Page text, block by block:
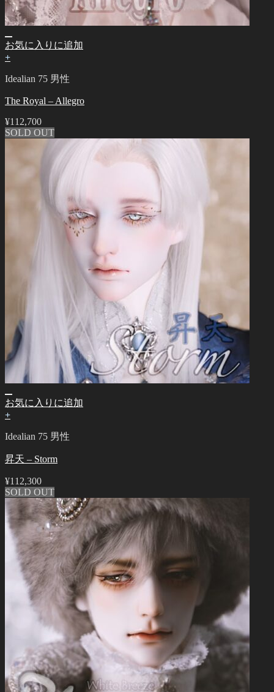
お気に入りに追加
+
Idealian 75 男性
The Royal – Allegro
¥112,700
SOLD OUT
お気に入りに追加
+
Idealian 75 男性
昇天 – Storm
¥112,300
SOLD OUT